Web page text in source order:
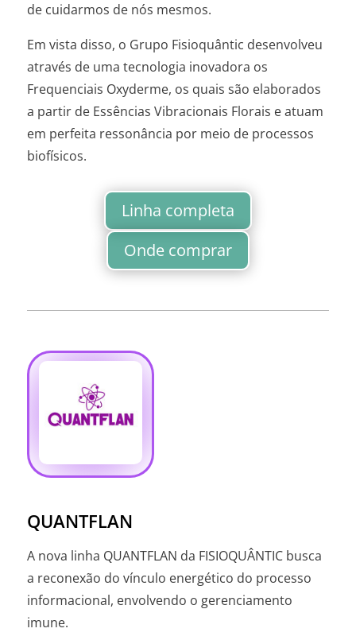
de cuidarmos de nós mesmos.
Em vista disso, o Grupo Fisioquântic desenvolveu
através de uma tecnologia inovadora os
Frequenciais Oxyderme, os quais são elaborados
a partir de Essências Vibracionais Florais e atuam
em perfeita ressonância por meio de processos
biofísicos.
Linha completa
Onde comprar
QUANTFLAN
A nova linha QUANTFLAN da FISIOQUÂNTIC busca
a reconexão do vínculo energético do processo
informacional, envolvendo o gerenciamento
imune.